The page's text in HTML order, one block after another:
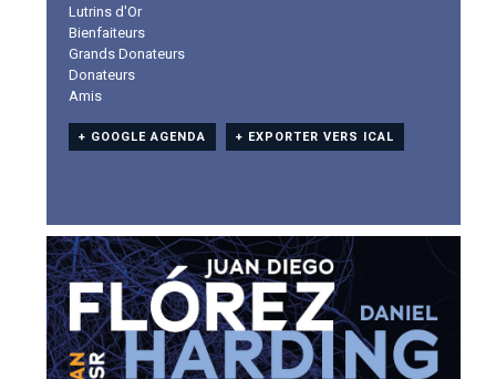
Lutrins d'Or
Bienfaiteurs
Grands Donateurs
Donateurs
Amis
+ GOOGLE AGENDA + EXPORTER VERS ICAL